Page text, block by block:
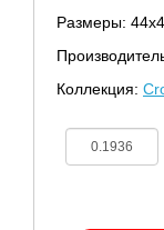
Размеры:
Коллекция: